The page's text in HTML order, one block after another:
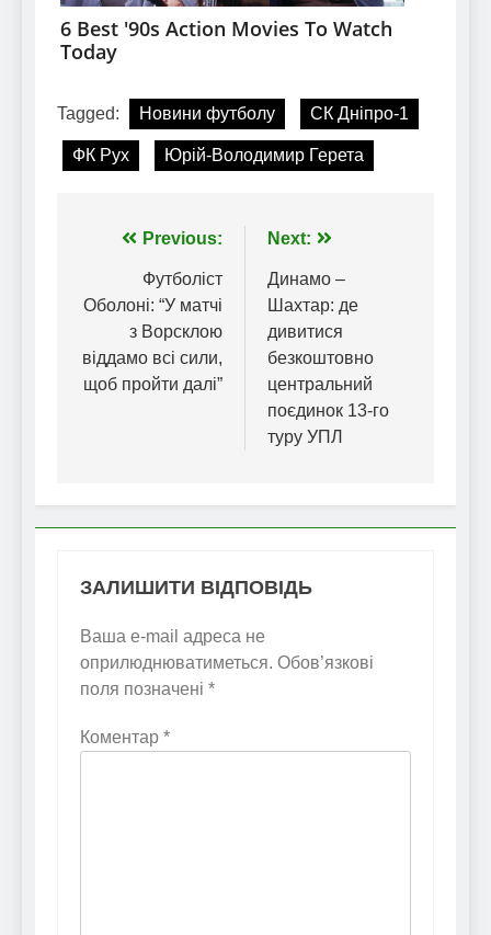
Tagged: Новини футболу СК Дніпро-1
ФК Рух Юрій-Володимир Герета
Навігація
записів
Previous:
Футболіст
Оболоні: “У матчі
з Ворсклою
віддамо всі сили,
щоб пройти далі”
Next:
Динамо –
Шахтар: де
дивитися
безкоштовно
центральний
поєдинок 13-го
туру УПЛ
ЗАЛИШИТИ ВІДПОВІДЬ
Ваша e-mail адреса не
оприлюднюватиметься. Обов’язкові
поля позначені *
Коментар *